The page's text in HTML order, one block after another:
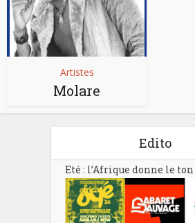
Artistes
Molare
Edito
Eté : l’Afrique donne le ton